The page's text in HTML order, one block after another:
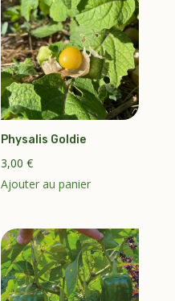
Physalis Goldie
3,00€
Ajouter au panier